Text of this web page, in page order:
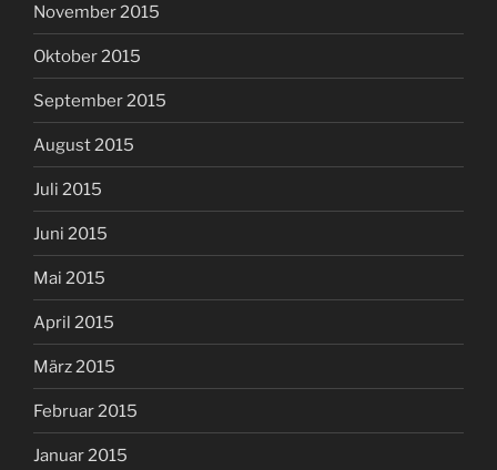
November 2015
Oktober 2015
September 2015
August 2015
Juli 2015
Juni 2015
Mai 2015
April 2015
März 2015
Februar 2015
Januar 2015